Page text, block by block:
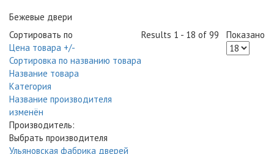
Бежевые двери
Сортировать по
Цена товара +/-
Сортировка по названию товара
Название товара
Категория
Название производителя
изменён
Производитель:
Выбрать производителя
Ульяновская фабрика дверей
Показано
Results 1 - 18 of 99